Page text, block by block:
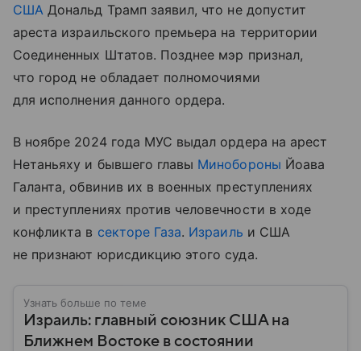
США Дональд Трамп заявил, что не допустит
ареста израильского премьера на территории
Соединенных Штатов. Позднее мэр признал,
что город не обладает полномочиями
для исполнения данного ордера.
В ноябре 2024 года МУС выдал ордера на арест
Нетаньяху и бывшего главы Минобороны Йоава
Галанта, обвинив их в военных преступлениях
и преступлениях против человечности в ходе
конфликта в секторе Газа. Израиль и США
не признают юрисдикцию этого суда.
Узнать больше по теме
Израиль: главный союзник США на
Ближнем Востоке в состоянии